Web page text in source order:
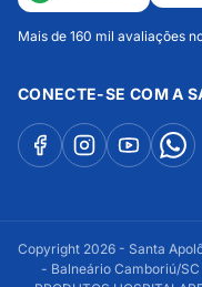
Mais de 160 mil avaliações
CONECTE-SE COM A
Copyright 2026 - Santa
- Balneário Camboriú/SC